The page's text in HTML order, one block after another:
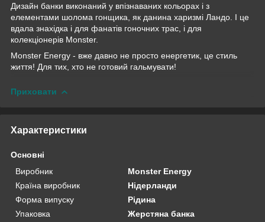
Дизайн банки виконаний у впізнаваних кольорах і з
елементами шолома гонщика, як данина харизмі Ландо. І це
вдала знахідка і для фанатів гоночних трас, і для
колекціонерів Monster.
Monster Energy - вже давно не просто енергетик, це стиль
життя! Для тих, хто не готовий гальмувати!
Приховати
Характеристики
Основні
Виробник
Monster Energy
Країна виробник
Нідерланди
Форма випуску
Рідина
Упаковка
Жерстяна банка